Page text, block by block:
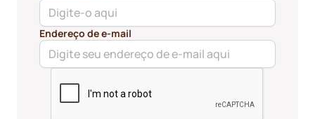
Endereço de e-mail